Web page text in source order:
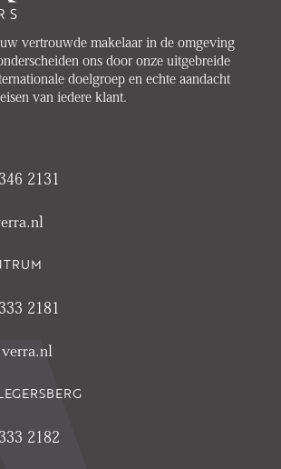
vertrouwde makelaar in de omgeving
ons door onze uitgebreide
doelgroep en echte aandacht
van iedere klant.
2131
2181
2182